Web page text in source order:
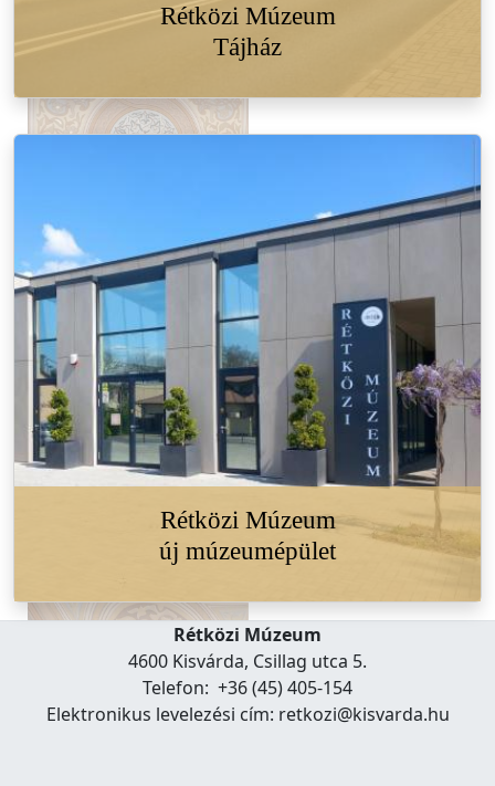
Rétközi Múzeum
Tájház
Rétközi Múzeum
új múzeumépület
Rétközi Múzeum
4600 Kisvárda, Csillag utca 5.
Telefon: +36 (45) 405-154
Elektronikus levelezési cím: retkozi@kisvarda.hu